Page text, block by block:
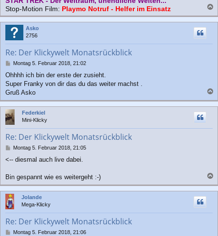
Stop-Motion Film: Playmo Notruf - Helfer im Einsatz
a
c
Asko
2756
Re: Der Klickywelt Monatsrückblick
B
i
t
r
a
g
Montag 5. Februar 2018, 21:02
Ohhhh ich bin der erste der zusieht.
Super Franky von dir das du das weiter machst .
Gruß Asko
a
c
Federkiel
Mini-Klicky
Re: Der Klickywelt Monatsrückblick
B
i
r
a
g
Montag 5. Februar 2018, 21:05
<-- diesmal auch live dabei.
Bin gespannt wie es weitergeht :-)
a
c
Jolande
Mega-Klicky
Re: Der Klickywelt Monatsrückblick
BMontag 5. Februar 2018, 21:06